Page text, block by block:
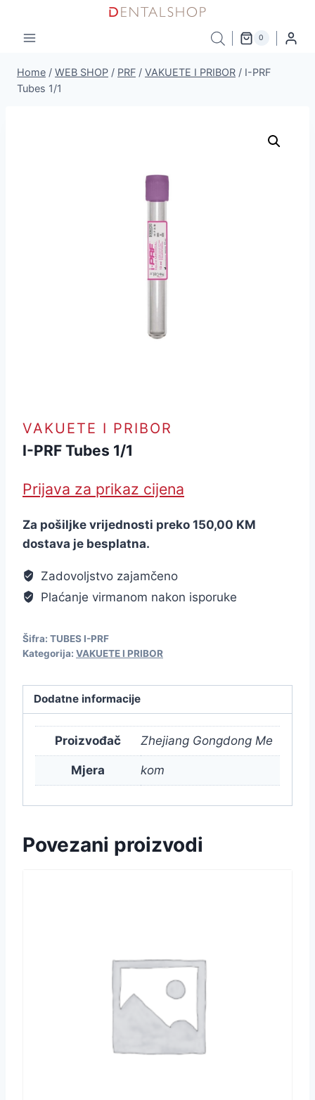
content
0
Home / WEB SHOP / PRF / VAKUETE I PRIBOR / I-PRF
Tubes 1/1
VAKUETE I PRIBOR
I-PRF Tubes 1/1
Prijava za prikaz cijena
Za pošiljke vrijednosti preko 150,00 KM
dostava je besplatna.
Zadovoljstvo zajamčeno
Plaćanje virmanom nakon isporuke
Šifra: TUBES I-PRF
Kategorija: VAKUETE I PRIBOR
Dodatne informacije
Proizvođač Zhejiang Gongdong Me
Mjera kom
Povezani proizvodi